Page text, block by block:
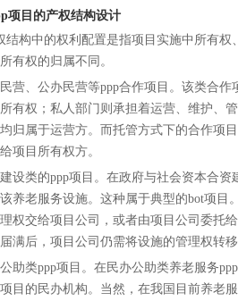
项目的产权结构设计
结构中的权利配置是指项目实施中所有
有权的归属不同。
营、公办民营等ppp合作项目 。该类合作
有权；私人部门则承担着运营、维护、
归属于运营方。而托管方式下的合作项
项目所有权方。
设类的ppp项目 。在政府与社会资本合资
养老服务设施。这种属于典型的bot项
权交给项目公司，或者由项目公司委托
满后，项目公司仍需将设施的管理权转
助类ppp项目 。在民办公助类养老服务
目的民办机构。当然，在我国目前养老